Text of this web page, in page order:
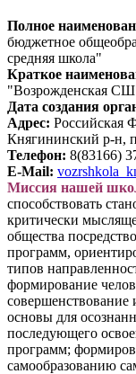
Полное
бюджетное
средняя школа"
Краткое
"Возрожденская
Дата создания
Адрес: Российская
Княгининский р-н,
Телефон: 8(83166)
E-Mail:
Миссия нашей
способствовать
критически
общества
программ,
типов
формирование
совершенствование
основы для
последующего
программ;
самообразованию